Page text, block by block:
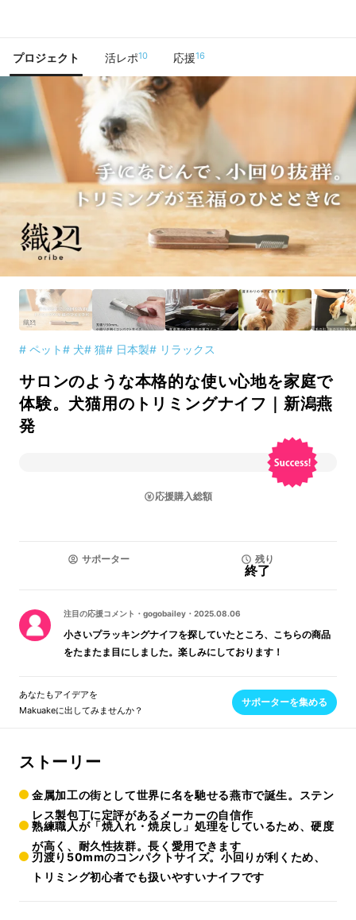
プロジェクト 活レポ10 応援16
# ペット# 犬# 猫# 日本製# リラックス
サロンのような本格的な使い心地を家庭で
体験。犬猫用のトリミングナイフ｜新潟燕
発
応援購入総額
サポーター 残り
終了
注目の応援コメント ・ gogobailey ・ 2025.08.06
小さいプラッキングナイフを探していたところ、こちらの商品
をたまたま目にしました。楽しみにしております！
あなたもアイデアを
Makuakeに出してみませんか？
サポーターを集める
ストーリー
金属加工の街として世界に名を馳せる燕市で誕生。ステン
レス製包丁に定評があるメーカーの自信作
熟練職人が「焼入れ・焼戻し」処理をしているため、硬度
が高く、耐久性抜群。長く愛用できます
刃渡り50mmのコンパクトサイズ。小回りが利くため、
トリミング初心者でも扱いやすいナイフです